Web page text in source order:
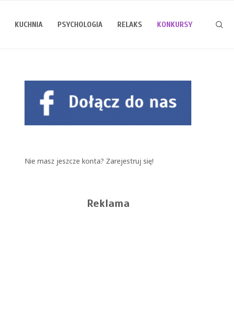
KUCHNIA PSYCHOLOGIA RELAKS KONKURSY
Nie masz jeszcze konta? Zarejestruj się!
Reklama